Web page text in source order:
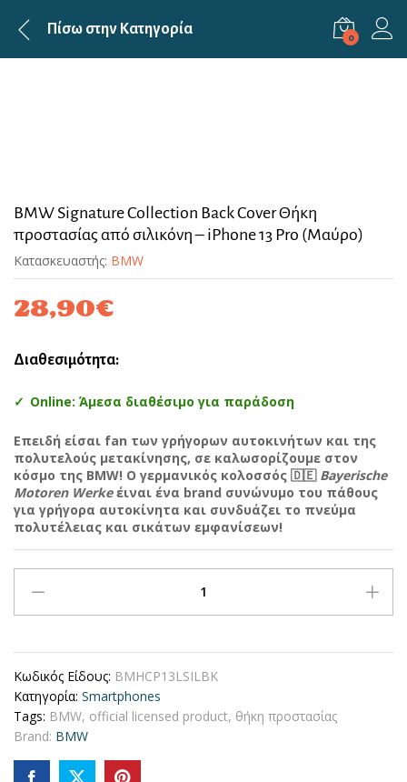
Πίσω στην Κατηγορία 0
BMW Signature Collection Back Cover Θήκη
προστασίας από σιλικόνη – iPhone 13 Pro (Μαύρο)
Κατασκευαστής: BMW
28,90€
Διαθεσιμότητα:
Online: Άμεσα διαθέσιμο για παράδοση
Επειδή είσαι fan των γρήγορων αυτοκινήτων και της
πολυτελούς μετακίνησης, σε καλωσορίζουμε στον
κόσμο της BMW! Ο γερμανικός κολοσσός 🇩🇪 Bayerische
Motoren Werkeέιναι ένα brand συνώνυμο του πάθους
για γρήγορα αυτοκίνητα και συνδυάζει το πνεύμα
πολυτέλειας και σικάτων εμφανίσεων!
Signature
Collection
Cover
Θήκη
προστασίας
από
σιλικόνη
–
iPhone
Κωδικός Είδους: BMHCP13LSILBK
Κατηγορία: Smartphones
Tags: BMW, official licensed product, θήκη προστασίας
Brand: BMW